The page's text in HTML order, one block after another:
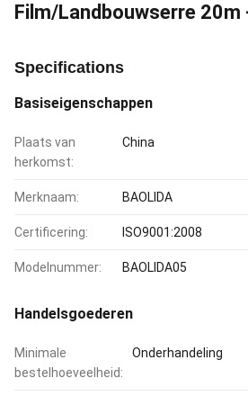
Film/Landbouwserre
Specifications
Basiseigenschappen
Plaats van
herkomst:
China
Merknaam: BAOLIDA
Certificering: ISO9001:2008
Modelnummer: BAOLIDA05
Handelsgoederen
Minimale
bestelhoeveelheid:
Onderhandeling